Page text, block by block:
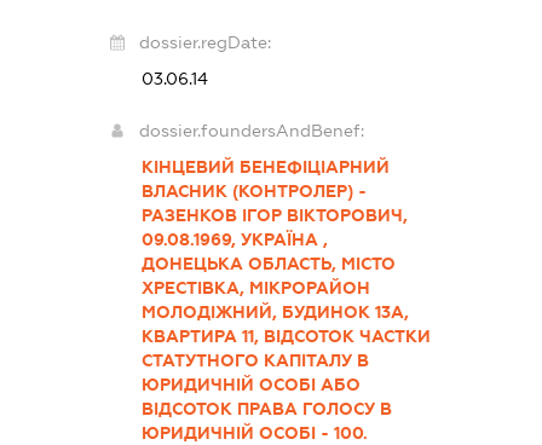
dossier.regDate:
03.06.14
dossier.foundersAndBenef:
КІНЦЕВИЙ БЕНЕФІЦІАРНИЙ
ВЛАСНИК (КОНТРОЛЕР) -
РАЗЕНКОВ ІГОР ВІКТОРОВИЧ,
09.08.1969, УКРАЇНА ,
ДОНЕЦЬКА ОБЛАСТЬ, МІСТО
ХРЕСТІВКА, МІКРОРАЙОН
МОЛОДІЖНИЙ, БУДИНОК 13А,
КВАРТИРА 11, ВІДСОТОК ЧАСТКИ
СТАТУТНОГО КАПІТАЛУ В
ЮРИДИЧНІЙ ОСОБІ АБО
ВІДСОТОК ПРАВА ГОЛОСУ В
ЮРИДИЧНІЙ ОСОБІ - 100.